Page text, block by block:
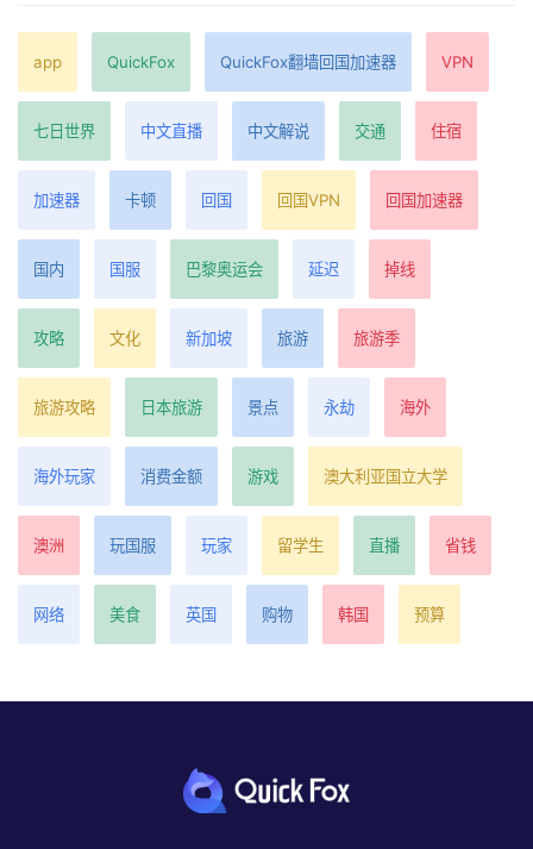
app QuickFox QuickFox翻墙回国加速器 VPN
七日世界 中文直播 中文解说 交通 住宿
加速器 卡顿 回国 回国VPN 回国加速器
国内 国服 巴黎奥运会 延迟 掉线
攻略 文化 新加坡 旅游 旅游季
旅游攻略 日本旅游 景点 永劫 海外
海外玩家 消费金额 游戏 澳大利亚国立大学
澳洲 玩国服 玩家 留学生 直播 省钱
网络 美食 英国 购物 韩国 预算